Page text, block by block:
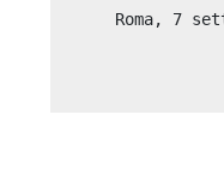
Roma, 7